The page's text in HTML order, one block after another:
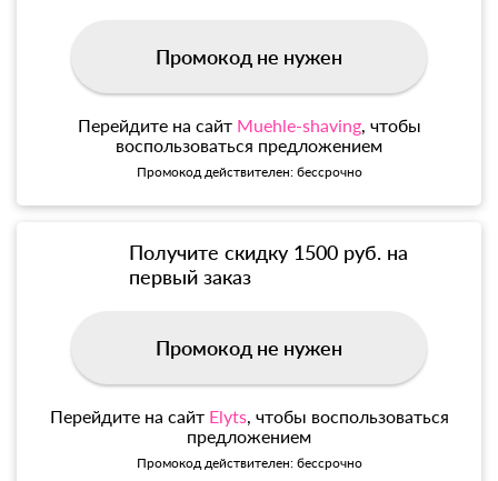
Промокод не нужен
Перейдите на сайт Muehle-shaving, чтобы
воспользоваться предложением
Промокод действителен: бессрочно
Получите скидку 1500 руб. на
первый заказ
Промокод не нужен
Перейдите на сайт Elyts, чтобы воспользоваться
предложением
Промокод действителен: бессрочно